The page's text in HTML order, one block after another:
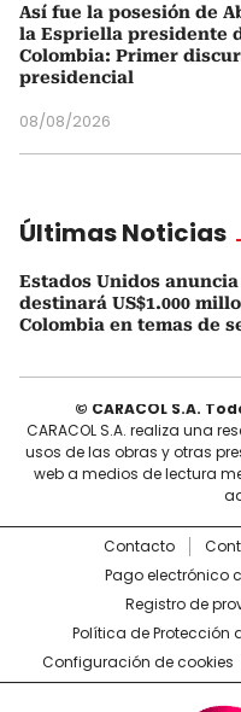
Así fue la posesión de
la Espriella presidente
Colombia: Primer
presidencial
08/08/2026
Últimas Noticias
Estados Unidos
destinará US$1.000
Colombia en temas de
© CARACOL S.A.
CARACOL S.A. realiza una
usos de las obras y otras
web a medios de lectura
Contacto
Pago electrónico
Registro de
Política de Protección
Configuración de cookies